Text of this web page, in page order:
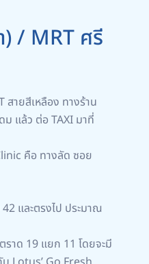
) / MRT ศรี
สายสีเหลือง ทางร้าน
ม แล้ว ต่อ TAXI มาที่
คือ ทางลัด ซอย
และตรงไป ประมาณ
ราด 19 แยก 11 โดยจะมี